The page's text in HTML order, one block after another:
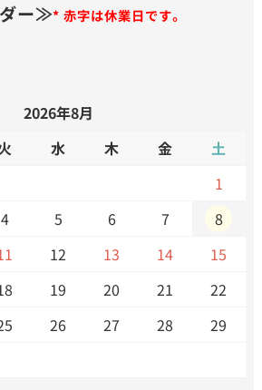
ー≫* 赤字は休業日です。
2026年8月
水 木 金
土
1
4 5 6 7
8
12 13 14
15
19 20 21
22
26 27 28
29